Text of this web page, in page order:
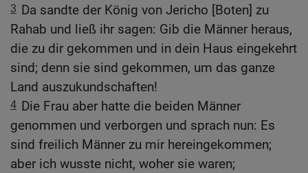
3 Da sandte der König von Jericho [Boten] zu
Rahab und ließ ihr sagen: Gib die Männer heraus,
die zu dir gekommen und in dein Haus eingekehrt
sind; denn sie sind gekommen, um das ganze
Land auszukundschaften!
4 Die Frau aber hatte die beiden Männer
genommen und verborgen und sprach nun: Es
sind freilich Männer zu mir hereingekommen;
aber ich wusste nicht, woher sie waren;